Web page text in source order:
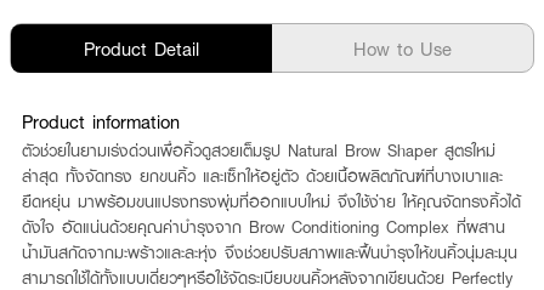
Product Detail How to Use
Product information
ตัวช่วยในยามเร่งด่วนเพื่อคิ้วดูสวยเต็มรูป Natural Brow Shaper สูตรใหม่
ล่าสุด ทั้งจัดทรง ยกขนคิ้ว และเซ็ทให้อยู่ตัว ด้วยเนื้อผลิตภัณฑ์ที่บางเบาและ
ยืดหยุ่น มาพร้อมขนแปรงทรงพุ่มที่ออกแบบใหม่ จึงใช้ง่าย ให้คุณจัดทรงคิ้วได้
ดังใจ อัดแน่นด้วยคุณค่าบำรุงจาก Brow Conditioning Complex ที่ผสาน
น้ำมันสกัดจากมะพร้าวและละหุ่ง จึงช่วยปรับสภาพและฟื้นบำรุงให้ขนคิ้วนุ่มละมุน
สามารถใช้ได้ทั้งแบบเดี่ยวๆหรือใช้จัดระเบียบขนคิ้วหลังจากเขียนด้วย Perfectly